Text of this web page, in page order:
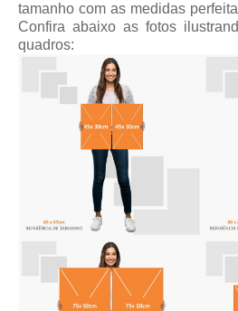
tamanho com as medidas
Confira abaixo as fotos
quadros: